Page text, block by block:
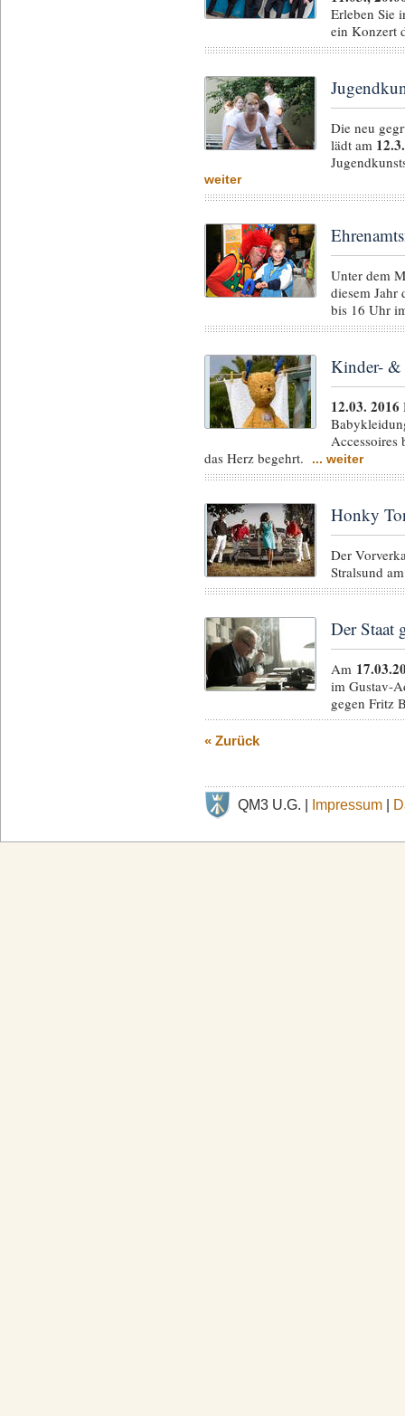
Erleben Sie
ein Konzert
Die neu
lädt am
weiter
Unter dem
diesem Jahr
bis 16 Uhr
Kinder-
12.03. 2016
Accessoires
das Herz begehrt.
... weiter
Honky
Der
Stralsund
Der Staat
Am
im Gustav-
gegen Fritz
« Zurück
QM3 U.G. | Impressum